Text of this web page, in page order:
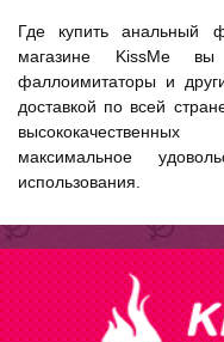
Где купить анальный
магазине KissMe
фаллоимитаторы и
доставкой по всей
максимальное
использования.